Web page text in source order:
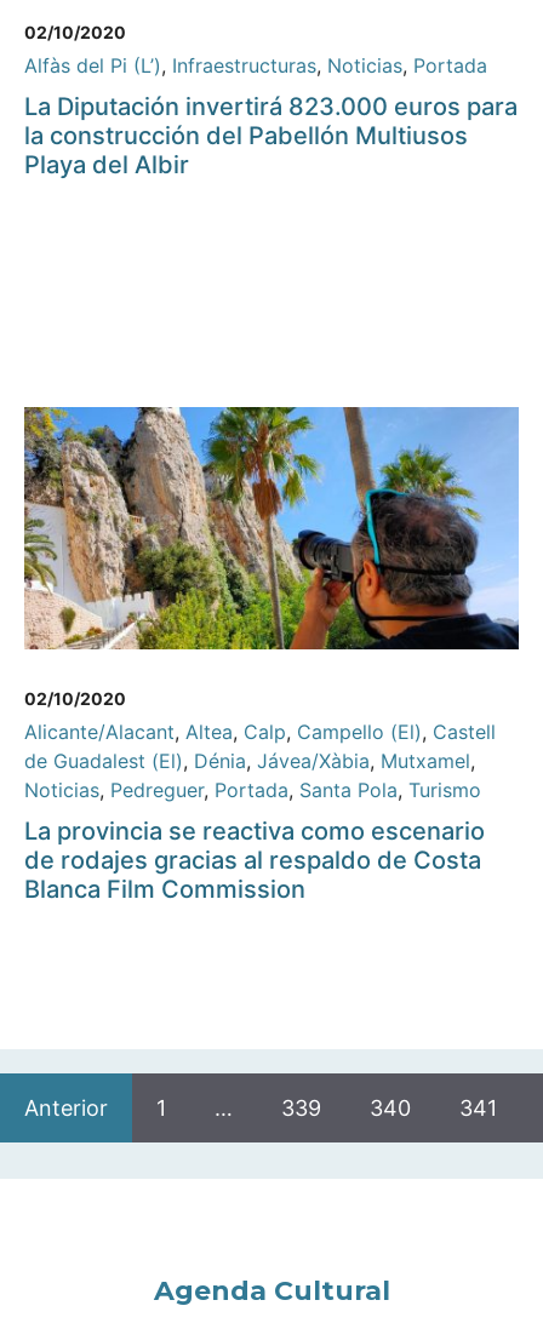
02/10/2020
Alfàs del Pi (L’), Infraestructuras, Noticias, Portada
La Diputación invertirá 823.000 euros para
la construcción del Pabellón Multiusos
Playa del Albir
02/10/2020
Alicante/Alacant, Altea, Calp, Campello (El), Castell
de Guadalest (El), Dénia, Jávea/Xàbia, Mutxamel,
Noticias, Pedreguer, Portada, Santa Pola, Turismo
La provincia se reactiva como escenario
de rodajes gracias al respaldo de Costa
Blanca Film Commission
Anterior 1 … 339 340 341
Agenda Cultural